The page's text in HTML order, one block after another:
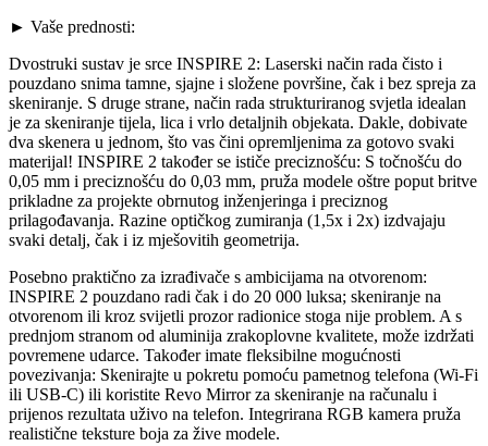
► Vaše prednosti:
Dvostruki sustav je srce INSPIRE 2: Laserski način rada čisto i
pouzdano snima tamne, sjajne i složene površine, čak i bez spreja za
skeniranje. S druge strane, način rada strukturiranog svjetla idealan
je za skeniranje tijela, lica i vrlo detaljnih objekata. Dakle, dobivate
dva skenera u jednom, što vas čini opremljenima za gotovo svaki
materijal! INSPIRE 2 također se ističe preciznošću: S točnošću do
0,05 mm i preciznošću do 0,03 mm, pruža modele oštre poput britve
prikladne za projekte obrnutog inženjeringa i preciznog
prilagođavanja. Razine optičkog zumiranja (1,5x i 2x) izdvajaju
svaki detalj, čak i iz mješovitih geometrija.
Posebno praktično za izrađivače s ambicijama na otvorenom:
INSPIRE 2 pouzdano radi čak i do 20 000 luksa; skeniranje na
otvorenom ili kroz svijetli prozor radionice stoga nije problem. A s
prednjom stranom od aluminija zrakoplovne kvalitete, može izdržati
povremene udarce. Također imate fleksibilne mogućnosti
povezivanja: Skenirajte u pokretu pomoću pametnog telefona (Wi-Fi
ili USB-C) ili koristite Revo Mirror za skeniranje na računalu i
prijenos rezultata uživo na telefon. Integrirana RGB kamera pruža
realistične teksture boja za žive modele.